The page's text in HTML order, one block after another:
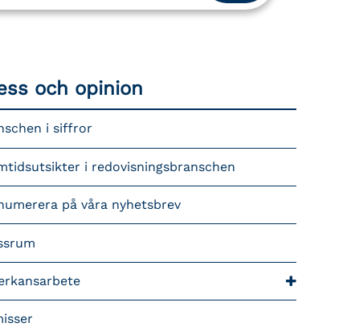
och opinion
i siffror
i redovisningsbranschen
på våra nyhetsbrev